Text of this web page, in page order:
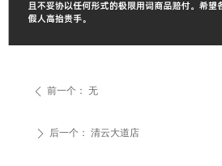
ꄴ 前一个： 无
ꄲ 后一个： 清云大道店